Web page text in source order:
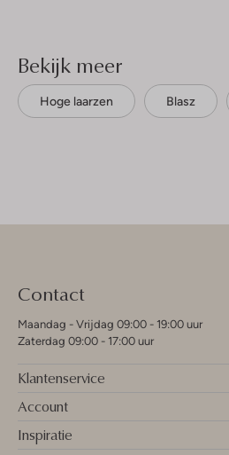
Bekijk meer
Hoge laarzen Blasz
Contact
Maandag - Vrijdag 09:00 - 19:00 uur
Zaterdag 09:00 - 17:00 uur
Klantenservice
Account
Inspiratie